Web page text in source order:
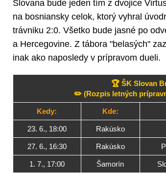
Slovana bude jeden tím z dvojice
na bosniansky celok, ktorý vyhral
trávniku 2:0. Všetko bude jasné po
a Hercegovine. Z tábora "belasých"
inak ako naposledy v prípravom dueli.
🏆 ŠK Slovan
✏️ (Rozpis letných
Kedy: Kde:
23. 6., 18:00 Rakúsko
27. 6., 16:30 Rakúsko
1. 7., 17:00 Šamorín